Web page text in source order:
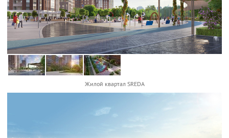
Жилой квартал SREDA